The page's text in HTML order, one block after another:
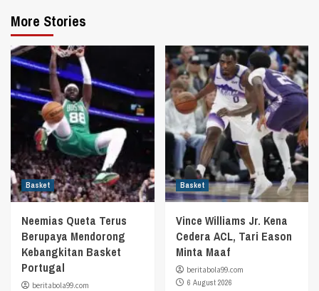
More Stories
Basket
Neemias Queta Terus
Berupaya Mendorong
Kebangkitan Basket
Portugal
beritabola99.com
Basket
Vince Williams Jr. Kena
Cedera ACL, Tari Eason
Minta Maaf
beritabola99.com
6 August 2026